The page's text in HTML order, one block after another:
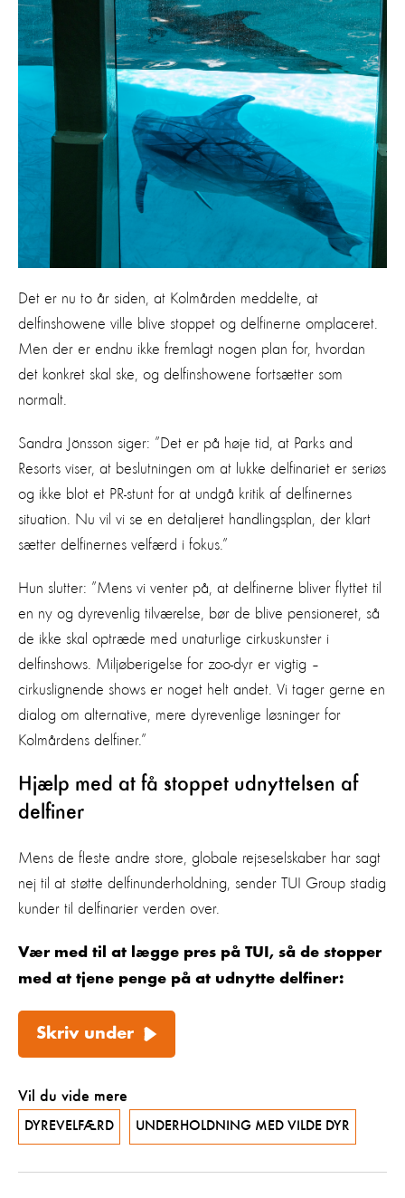
Det er nu to år siden, at Kolmården meddelte, at
delfinshowene ville blive stoppet og delfinerne omplaceret.
Men der er endnu ikke fremlagt nogen plan for, hvordan
det konkret skal ske, og delfinshowene fortsætter som
normalt.
Sandra Jönsson siger: ”Det er på høje tid, at Parks and
Resorts viser, at beslutningen om at lukke delfinariet er seriøs
og ikke blot et PR-stunt for at undgå kritik af delfinernes
situation. Nu vil vi se en detaljeret handlingsplan, der klart
sætter delfinernes velfærd i fokus.”
Hun slutter: ”Mens vi venter på, at delfinerne bliver flyttet til
en ny og dyrevenlig tilværelse, bør de blive pensioneret, så
de ikke skal optræde med unaturlige cirkuskunster i
delfinshows. Miljøberigelse for zoo-dyr er vigtig –
cirkuslignende shows er noget helt andet. Vi tager gerne en
dialog om alternative, mere dyrevenlige løsninger for
Kolmårdens delfiner.”
Hjælp med at få stoppet udnyttelsen af
delfiner
Mens de fleste andre store, globale rejseselskaber har sagt
nej til at støtte delfinunderholdning, sender TUI Group stadig
kunder til delfinarier verden over.
Vær med til at lægge pres på TUI, så de stopper
med at tjene penge på at udnytte delfiner:
Skriv under
Vil du vide mere
DYREVELFÆRD UNDERHOLDNING MED VILDE DYR